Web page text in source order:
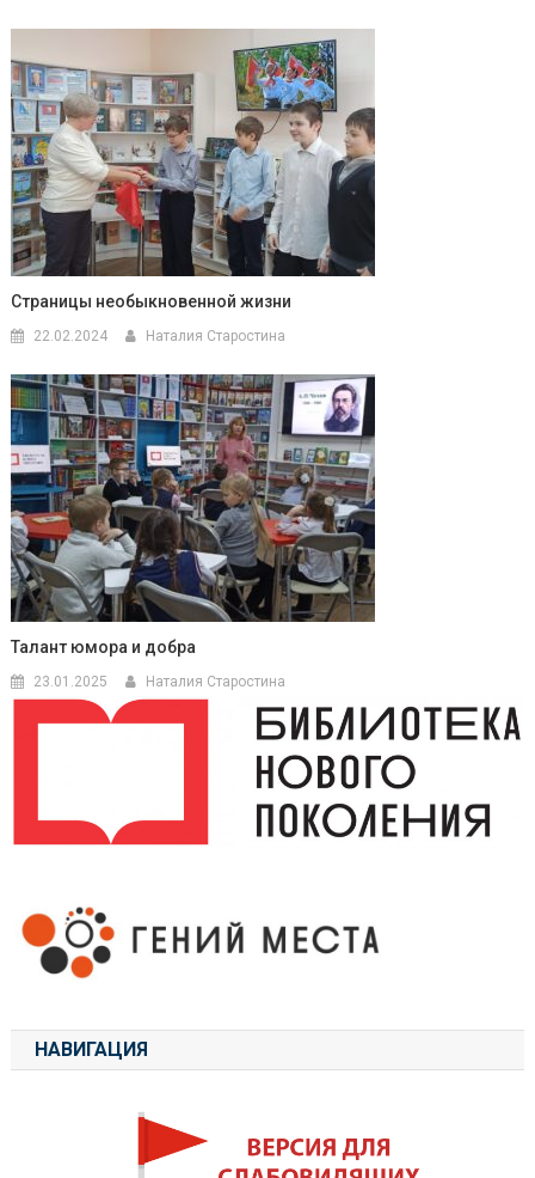
Страницы необыкновенной жизни
22.02.2024 Наталия Старостина
Талант юмора и добра
23.01.2025 Наталия Старостина
НАВИГАЦИЯ